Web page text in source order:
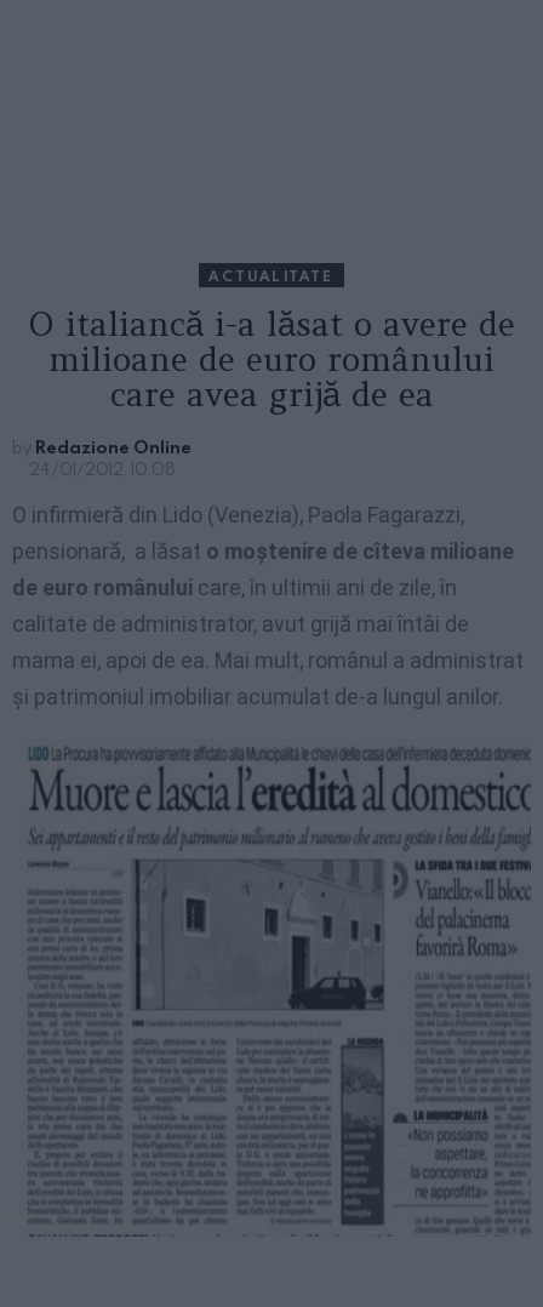
ACTUALITATE
O italiancă i-a lăsat o avere de
milioane de euro românului
care avea grijă de ea
by Redazione Online
24/01/2012, 10:08
O infirmieră din Lido (Venezia), Paola Fagarazzi,
pensionară, a lăsat o moştenire de cîteva milioane
de euro românului care, în ultimii ani de zile, în
calitate de administrator, avut grijă mai întâi de
mama ei, apoi de ea. Mai mult, românul a administrat
şi patrimoniul imobiliar acumulat de-a lungul anilor.